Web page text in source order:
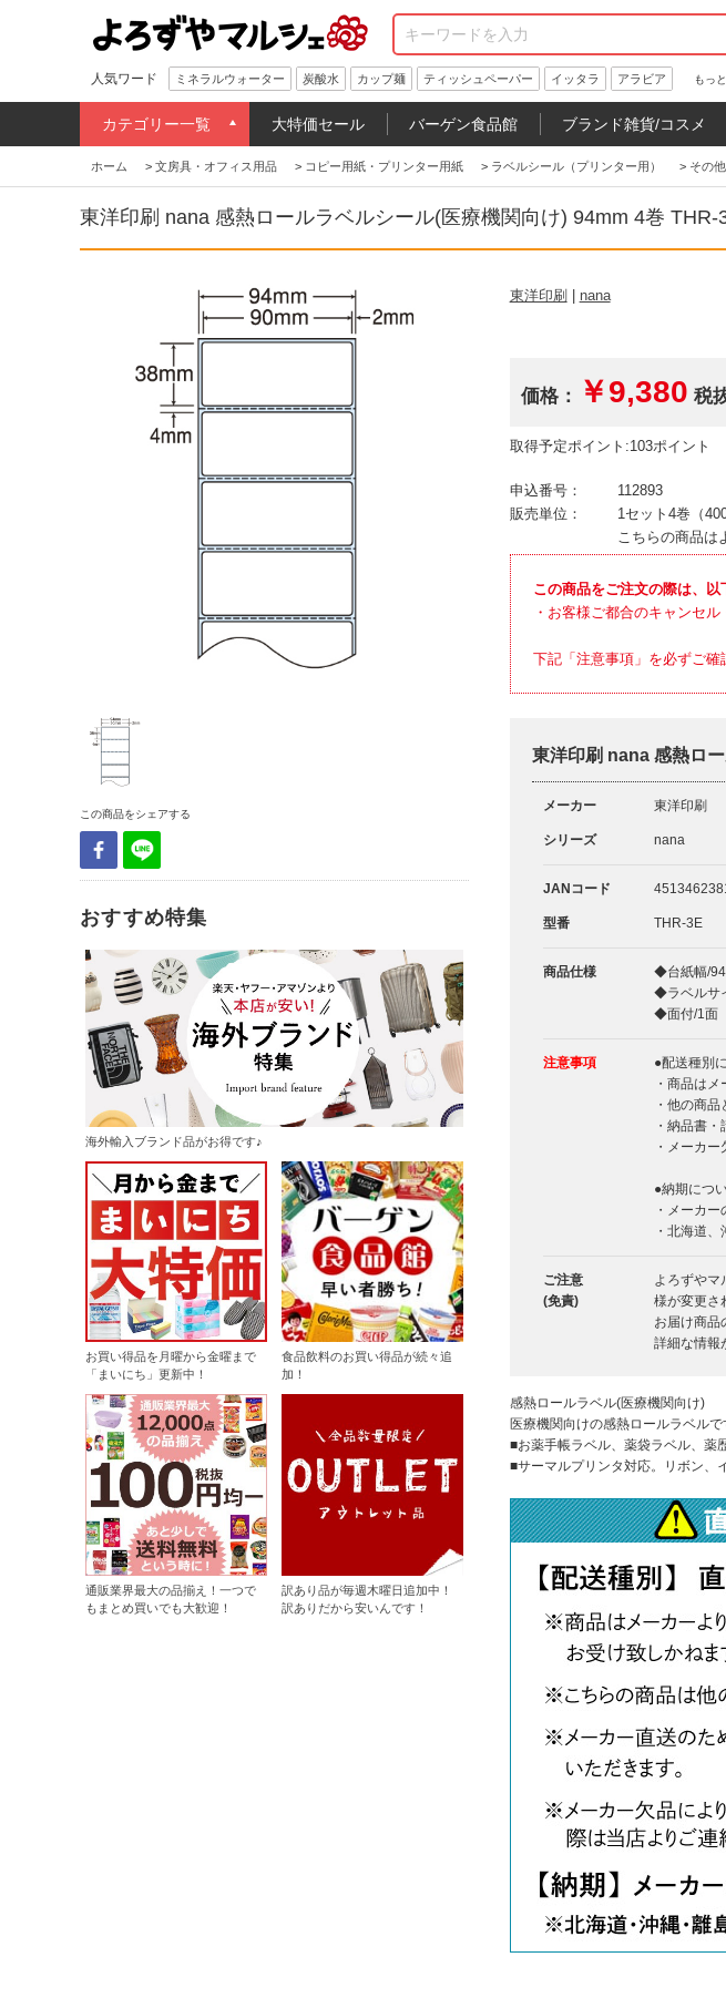
人気ワード ミネラルウォーター 炭酸水 カップ麺 ティッシュペーパー イッタラ アラビア もっ
カテゴリー一覧 大特価セール バーゲン食品館 ブランド雑貨/コスメ
ホーム > 文房具・オフィス用品 > コピー用紙・プリンター用紙 > ラベルシール（プリンター用） > その
東洋印刷 nana 感熱ロールラベルシール(医療機関向け) 94mm 4巻 THR-
この商品をシェアする
おすすめ特集
海外輸入ブランド品がお得です♪
お買い得品を月曜から金曜まで
「まいにち」更新中！
食品飲料のお買い得品が続々追
加！
通販業界最大の品揃え！一つで
もまとめ買いでも大歓迎！
訳あり品が毎週木曜日追加中！
訳ありだから安いんです！
東洋印刷 nana
価格： ￥9,380 税
取得予定ポイント:103ポイント
申込番号：
112893
販売単位：
1セット4巻（
こちらの商品は
この商品をご注文の際は、
・お客様ご都合のキャンセ
下記「注意事項」を必ずご確
東洋印刷 nana 感熱ロ
メーカー 東洋印刷
シリーズ nana
JANコード
型番 THR-3E
商品仕様
◆台紙幅/
◆ラベルサ
◆面付/1面
注意事項
●配送種別
・商品は
・他の商品
・納品書
・メーカ
●納期につ
・メーカ
・北海道
ご注意
(免責)
よろずやマ
様が変更さ
お届け商品
詳細な情報
感熱ロールラベル(医療機関向け)
医療機関向けの感熱ロールラベルで
■お薬手帳ラベル、薬袋ラベル、薬
■サーマルプリンタ対応。リボン、